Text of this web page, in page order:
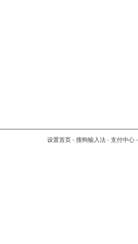
设置首页 - 搜狗输入法 - 支付中心 -